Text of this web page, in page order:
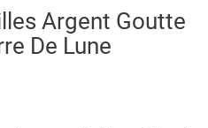
Argent Goutte
De Lune